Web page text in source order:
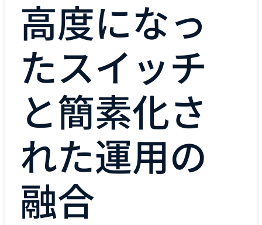
高度になっ
たスイッチ
と簡素化さ
れた運用の
融合